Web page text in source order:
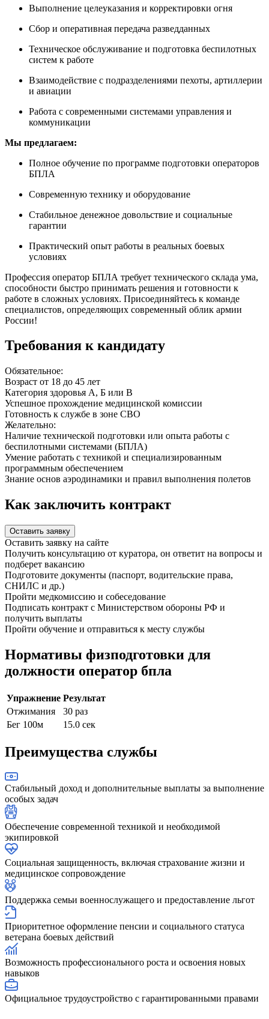
Выполнение целеуказания и корректировки огня
Сбор и оперативная передача разведданных
Техническое обслуживание и подготовка беспилотных
систем к работе
Взаимодействие с подразделениями пехоты, артиллерии
и авиации
Работа с современными системами управления и
коммуникации
Мы предлагаем:
Полное обучение по программе подготовки операторов
БПЛА
Современную технику и оборудование
Стабильное денежное довольствие и социальные
гарантии
Практический опыт работы в реальных боевых
условиях
Профессия оператор БПЛА требует технического склада ума,
способности быстро принимать решения и готовности к
работе в сложных условиях. Присоединяйтесь к команде
специалистов, определяющих современный облик армии
России!
Требования к кандидату
Обязательное:
Возраст от 18 до 45 лет
Категория здоровья А, Б или В
Успешное прохождение медицинской комиссии
Готовность к службе в зоне СВО
Желательно:
Наличие технической подготовки или опыта работы с
беспилотными системами (БПЛА)
Умение работать с техникой и специализированным
программным обеспечением
Знание основ аэродинамики и правил выполнения полетов
Как заключить контракт
Оставить заявку
Оставить заявку на сайте
Получить консультацию от куратора, он ответит на вопросы и
подберет вакансию
Подготовите документы (паспорт, водительские права,
СНИЛС и др.)
Пройти медкомиссию и собеседование
Подписать контракт с Министерством обороны РФ и
получить выплаты
Пройти обучение и отправиться к месту службы
Нормативы физподготовки для
должности оператор бпла
Упражнение Результат
Отжимания
30 раз
Бег 100м
15.0 сек
Преимущества службы
Стабильный доход и дополнительные выплаты за выполнение
особых задач
Обеспечение современной техникой и необходимой
экипировкой
Социальная защищенность, включая страхование жизни и
медицинское сопровождение
Поддержка семьи военнослужащего и предоставление льгот
Приоритетное оформление пенсии и социального статуса
ветерана боевых действий
Возможность профессионального роста и освоения новых
навыков
Официальное трудоустройство с гарантированными правами